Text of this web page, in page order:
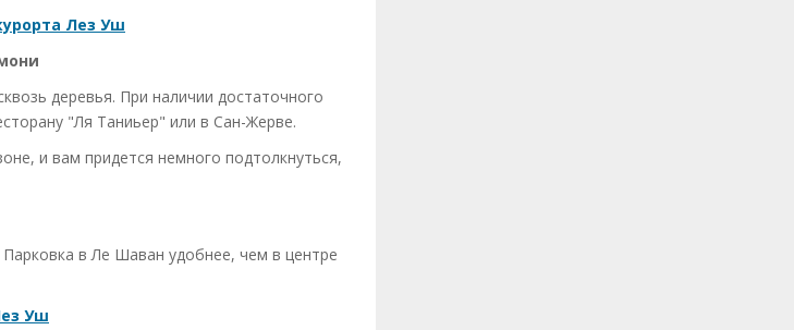
Лез Уш
деревья. При наличии достаточного
"Ля Таниьер" или в Сан-Жерве.
и вам придется немного подтолкнуться,
в Ле Шаван удобнее, чем в центре
Уш